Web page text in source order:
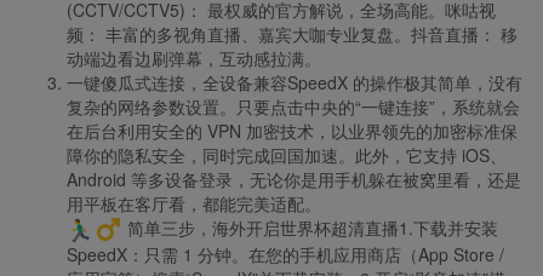
(CCTV/CCTV5)： 最权威的官方解说，全场高能。咪咕视
频： 丰富的多视角直播、嘉宾大咖专业复盘。抖音直播： 移
动端边看边刷弹幕，互动感拉满。
一键傻瓜式连接，全设备兼容SpeedX 的操作极其简单，没有
复杂的网络参数设置。只要点击中央的“一键连接”，系统就会
在后台利用安全的 VPN 加密技术，以业界领先的加密标准保
障你的隐私安全，同时完成回国加速。此外，它支持 iOS、
Android 等多设备登录，无论你是用手机躲在被窝里看，还是
用平板在客厅看，都能完美适配。
️ 简单三步，海外开启世界杯超清直播1.下载并安装
SpeedX：只需 1 分钟。在您的手机应用商店（App Store /